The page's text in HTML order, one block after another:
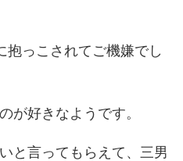
抱っこされてご機嫌でし
が好きなようです。
と言ってもらえて、三男